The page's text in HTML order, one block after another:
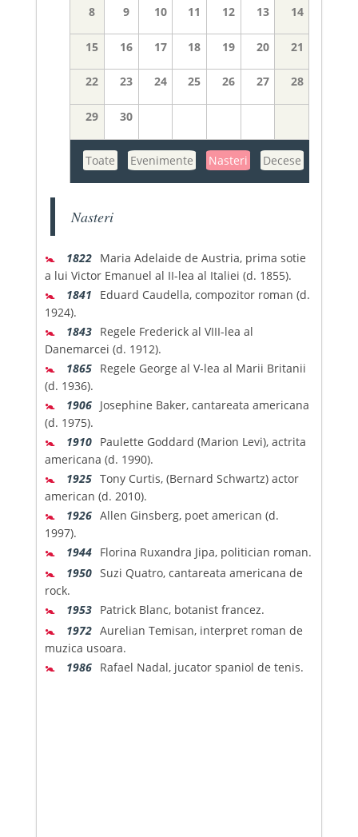
8 9 10 11 12 13 14
15 16 17 18 19 20 21
22 23 24 25 26 27 28
29 30
Toate Evenimente Nasteri Decese
Nasteri
🚼 1822 Maria Adelaide de Austria, prima sotie
a lui Victor Emanuel al II-lea al Italiei (d. 1855).
🚼 1841
Eduard Caudella, compozitor roman (d.
1924).
🚼 1843 Regele Frederick al VIII-lea al
Danemarcei (d. 1912).
🚼 1865 Regele George al V-lea al Marii Britanii
(d. 1936).
🚼 1906 Josephine Baker, cantareata americana
(d. 1975).
🚼 1910 Paulette Goddard (Marion Levi), actrita
americana (d. 1990).
🚼 1925 Tony Curtis, (Bernard Schwartz) actor
american (d. 2010).
🚼 1926 Allen Ginsberg, poet american (d.
1997).
🚼 1944 Florina Ruxandra Jipa, politician roman.
🚼 1950 Suzi Quatro, cantareata americana de
rock.
🚼 1953 Patrick Blanc, botanist francez.
🚼 1972 Aurelian Temisan, interpret roman de
muzica usoara.
🚼 1986 Rafael Nadal, jucator spaniol de tenis.